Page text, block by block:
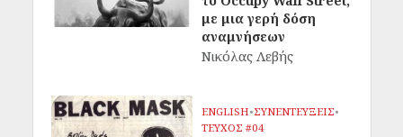
με μια γερή δόση
αναμνήσεων
Νικόλας Λεβής
ENGLISH•ΣΥΝΕΝΤΕΥΞΕΙΣ•
ΤΕΥΧΟΣ #04